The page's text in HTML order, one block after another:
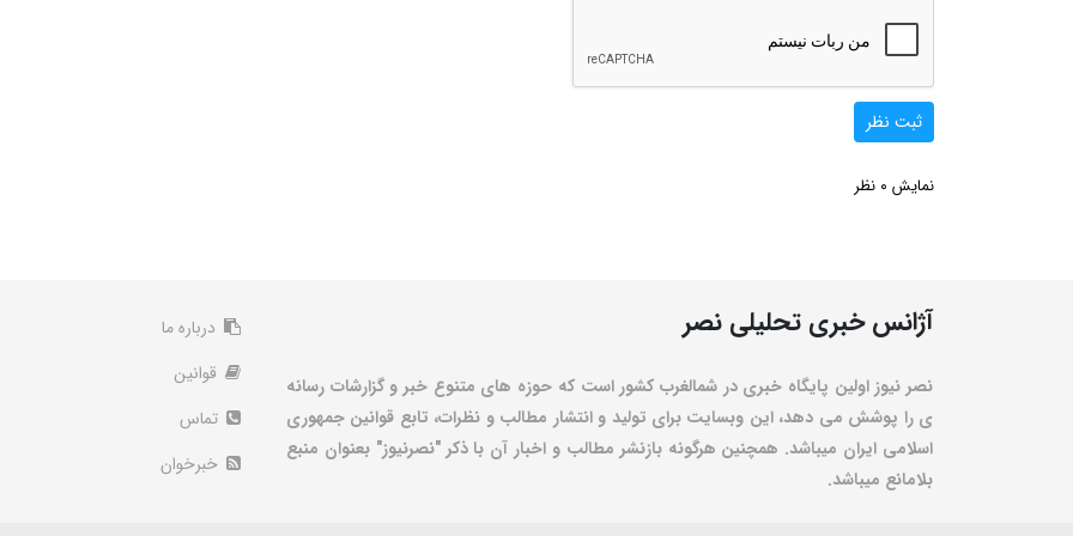
ثبت نظر
نمایش 0 نظر
آژانس خبری تحلیلی نصر
نصر نیوز اولین پایگاه خبری در شمالغرب کشور است که حوزه های متنوع خبر و گزارشات رسانه
ی را پوشش می دهد، این وبسایت برای تولید و انتشار مطالب و نظرات، تابع قوانین جمهوری
اسلامی ایران میباشد. همچنین هرگونه بازنشر مطالب و اخبار آن با ذکر "نصرنیوز" بعنوان منبع
بلامانع میباشد.
درباره ما
قوانین
تماس
خبرخوان